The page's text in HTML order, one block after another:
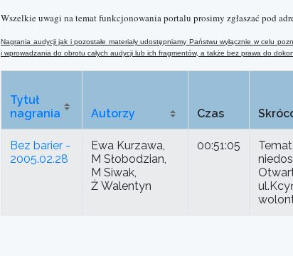
Wszelkie uwagi na temat funkcjonowania portalu prosimy zgłaszać pod
Nagrania audycji jak i pozostałe materiały udostępniamy Państwu wyłącznie w celu
i wprowadzania do obrotu całych audycji lub ich fragmentów, a także bez prawa do
Tytuł
nagrania
Autorzy Czas
Bez barier -
2005.02.28
Ewa Kurzawa,
M Słobodzian,
M Siwak,
Ż Walentyn
00:51:05